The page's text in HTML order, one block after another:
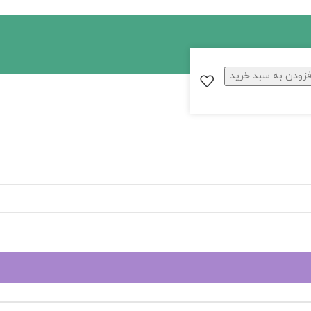
به سبد خرید